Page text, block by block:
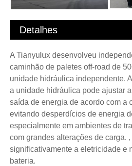
Detalhes
A Tianyulux desenvolveu
caminhão de paletes off-road de
unidade hidráulica independente.
a unidade hidráulica pode ajustar
saída de energia de acordo com a
evitando desperdícios de energia
especialmente em ambientes de
com grandes alterações de carga.
significativamente a eletricidade e
bateria.